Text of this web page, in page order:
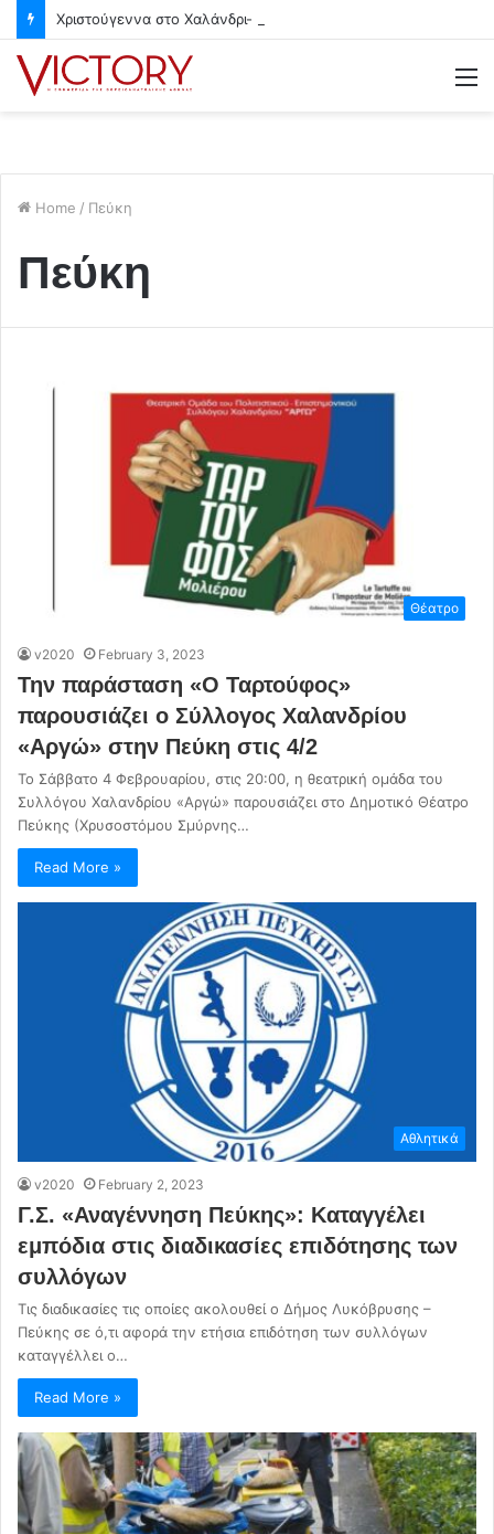
Home / Πεύκη
Πεύκη
Θέατρο
v2020 February 3, 2023
Την παράσταση «Ο Ταρτούφος»
παρουσιάζει ο Σύλλογος Χαλανδρίου
«Αργώ» στην Πεύκη στις 4/2
Το Σάββατο 4 Φεβρουαρίου, στις 20:00, η θεατρική ομάδα του
Συλλόγου Χαλανδρίου «Αργώ» παρουσιάζει στο Δημοτικό Θέατρο
Πεύκης (Χρυσοστόμου Σμύρνης…
Read More »
Αθλητικά
v2020 February 2, 2023
Γ.Σ. «Αναγέννηση Πεύκης»: Καταγγέλει
εμπόδια στις διαδικασίες επιδότησης των
συλλόγων
Τις διαδικασίες τις οποίες ακολουθεί ο Δήμος Λυκόβρυσης –
Πεύκης σε ό,τι αφορά την ετήσια επιδότηση των συλλόγων
καταγγέλλει ο…
Read More »